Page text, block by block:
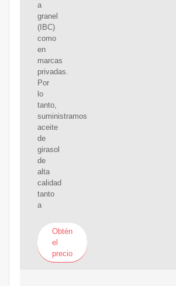
a
granel
(IBC)
como
en
marcas
privadas.
Por
lo
tanto,
suministramos
aceite
de
girasol
de
alta
calidad
tanto
a
Obtén
el
precio